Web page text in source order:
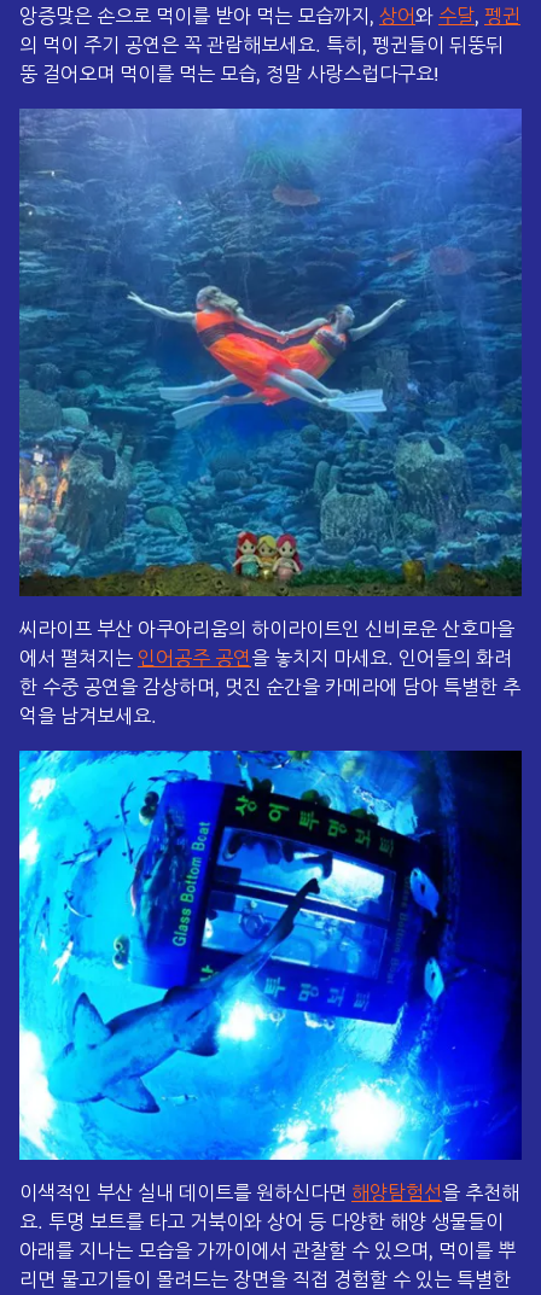
앙증맞은 손으로 먹이를 받아 먹는 모습까지, 상어와 수달, 펭귄
의 먹이 주기 공연은 꼭 관람해보세요. 특히, 펭귄들이 뒤뚱뒤
뚱 걸어오며 먹이를 먹는 모습, 정말 사랑스럽다구요!
씨라이프 부산 아쿠아리움의 하이라이트인 신비로운 산호마을
에서 펼쳐지는 인어공주 공연 을 놓치지 마세요. 인어들의 화려
한 수중 공연을 감상하며, 멋진 순간을 카메라에 담아 특별한 추
억을 남겨보세요.
이색적인 부산 실내 데이트를 원하신다면 해양탐험선을 추천해
요. 투명 보트를 타고 거북이와 상어 등 다양한 해양 생물들이
아래를 지나는 모습을 가까이에서 관찰할 수 있으며, 먹이를 뿌
리면 물고기들이 몰려드는 장면을 직접 경험할 수 있는 특별한